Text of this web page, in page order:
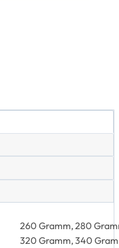
260 Gramm, 280
320 Gramm, 340